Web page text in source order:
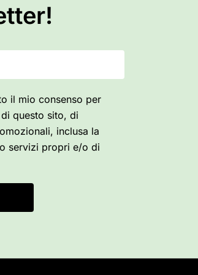
il mio consenso per
questo sito, di
inclusa la
servizi propri e/o di